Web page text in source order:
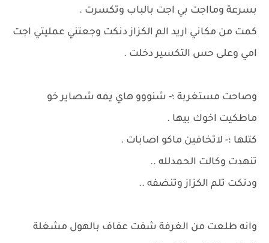
بسرعة ومااجت بي اجت بالباب وتكسرت .
كمت من مكاني اريد الم الكزاز دنكت وجعتني عمليتي اجت
امي وعلى حس التكسير دخلت .
وصاحت مستغربة ؛- شنووو هاي يمه شصاير خو
ماطكيت اخوك بيها .
كتلها ؛- لاتخافين ماكو اصابات .
تنهدت وكالت الحمدلله ..
ودنكت تلم الكزاز وتنضفه ..
وانه طلعت من الغرفة شفت عفاف بالهول مشغلة